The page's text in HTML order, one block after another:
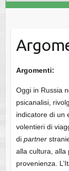
Argomenti:
Oggi in Russia
psicanalisi,
indicatore di un
volentieri di
di partner
alla cultura, alla
provenienza.